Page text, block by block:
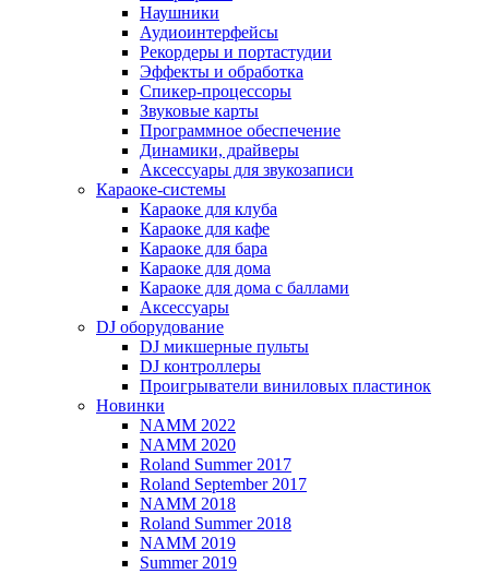
Наушники
Аудиоинтерфейсы
Рекордеры и портастудии
Эффекты и обработка
Спикер-процессоры
Звуковые карты
Программное обеспечение
Динамики, драйверы
Аксессуары для звукозаписи
Караоке-системы
Караоке для клуба
Караоке для кафе
Караоке для бара
Караоке для дома
Караоке для дома с баллами
Аксессуары
DJ оборудование
DJ микшерные пульты
DJ контроллеры
Проигрыватели виниловых пластинок
Новинки
NAMM 2022
NAMM 2020
Roland Summer 2017
Roland September 2017
NAMM 2018
Roland Summer 2018
NAMM 2019
Summer 2019